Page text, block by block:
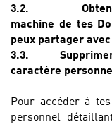
3.2.
machine de tes
peux partager
3.3.
caractère
Pour accéder à
personnel